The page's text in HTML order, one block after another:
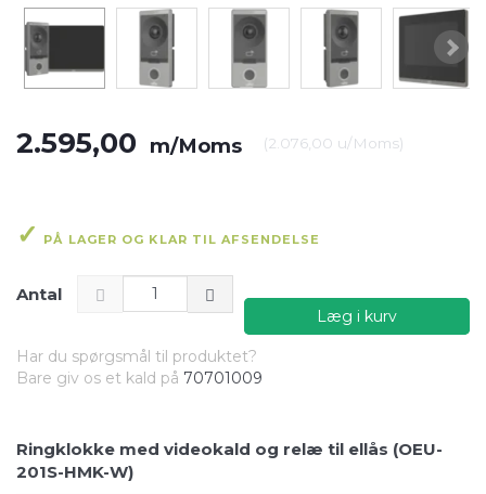
2.595,00 m/Moms (2.076,00 u/Moms)
PÅ LAGER OG KLAR TIL AFSENDELSE
Antal
Læg i kurv
Har du spørgsmål til produktet?
Bare giv os et kald på 70701009
Ringklokke med videokald og relæ til ellås (OEU-
201S-HMK-W)